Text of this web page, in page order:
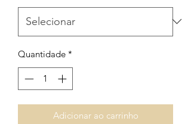
Quantidade *
Adicionar ao carrinho